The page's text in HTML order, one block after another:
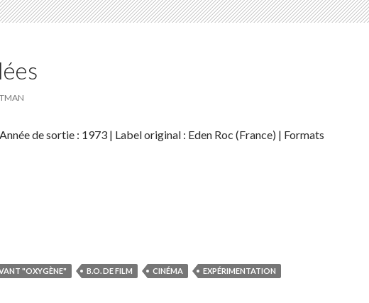
de sortie : 1973 | Label original : Eden Roc (France) | Formats
Brûlées
"OXYGÈNE" B.O. DE FILM CINÉMA
EXPÉRIMENTATION